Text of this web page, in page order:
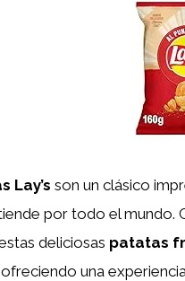
Lay’s son un clásico
por todo el mundo.
deliciosas patatas
una